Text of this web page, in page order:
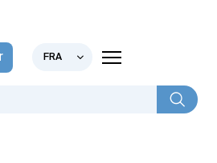
FRA